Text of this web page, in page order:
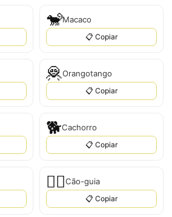
🐒Macaco
📋 Copiar
🦧Orangotango
📋 Copiar
🐕Cachorro
📋 Copiar
🐕‍🦺Cão-guia
📋 Copiar